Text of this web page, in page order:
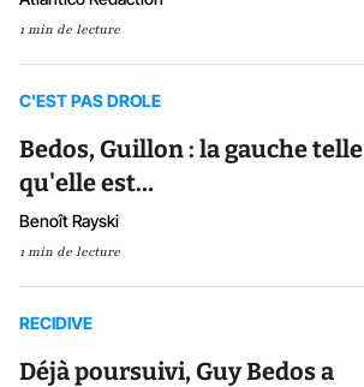
1 min de lecture
C'EST PAS DROLE
Bedos, Guillon : la gauche telle
qu'elle est…
Benoît Rayski
1 min de lecture
RECIDIVE
Déjà poursuivi, Guy Bedos a